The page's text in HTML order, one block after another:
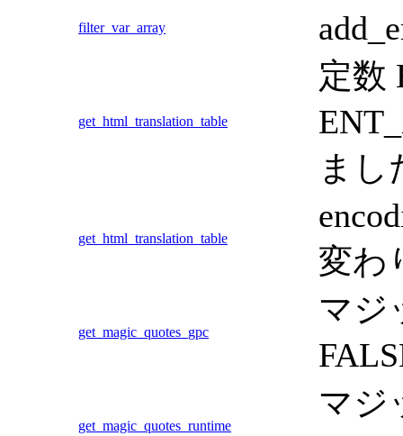
filter_var_array
get_html_translation_table
定数
まし
get_html_translation_table
変わ
get_magic_quotes_gpc
マジ
get_magic_quotes_runtime
マジ